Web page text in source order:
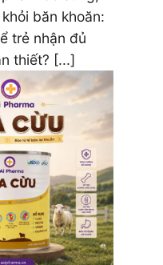
băn khoăn:
trẻ nhận đủ
thiết? [...]